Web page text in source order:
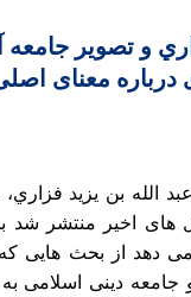
و تصوير جامعه
درباره معنای
الله بن يزيد
های اخير منتشر شد
دهد از بحث هایی که
دينی اسلامی